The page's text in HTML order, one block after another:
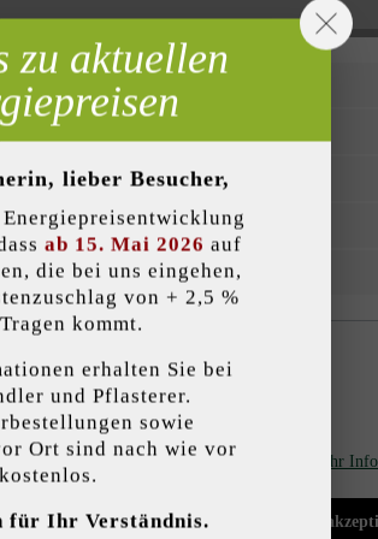
Oberflächenstruktur:
Funktionalität bieten zu können... Mehr
Cookies akzeptieren Alle Cookies
zu aktuellen
lieber Besucher,
Energiepreisentwicklung
ab 15. Mai 2026 auf
die bei uns eingehen,
von + 2,5 %
kommt.
erhalten Sie bei
und Pflasterer.
sowie
Ort sind nach wie vor
kostenlos.
für Ihr Verständnis.